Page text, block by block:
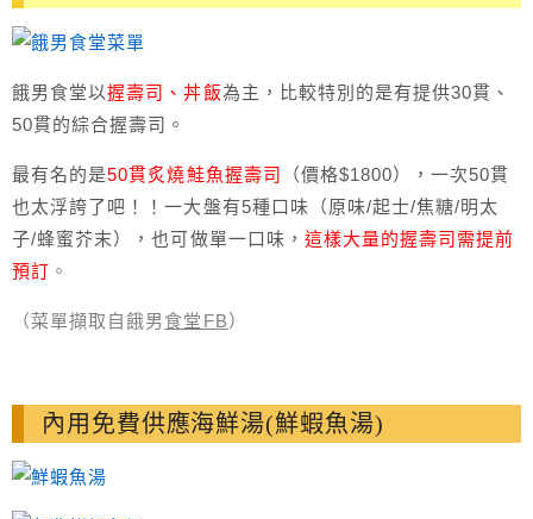
餓男食堂以握壽司、丼飯為主，比較特別的是有提供30貫、
50貫的綜合握壽司。
最有名的是50貫炙燒鮭魚握壽司
（價格$1800），一次50貫
也太浮誇了吧！！一大盤有5種口味（原味/起士/焦糖/明太
子/蜂蜜芥末），也可做單一口味， 這樣大量的握壽司需提前
預訂 。
（菜單擷取自餓男 食堂FB）
內用免費供應海鮮湯(鮮蝦魚湯)